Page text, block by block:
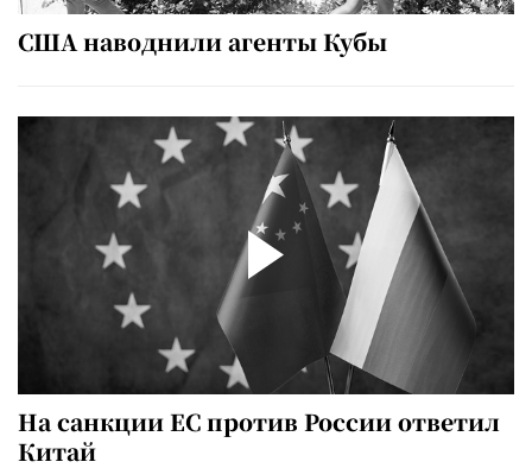
США наводнили агенты Кубы
На санкции ЕС против России ответил
Китай